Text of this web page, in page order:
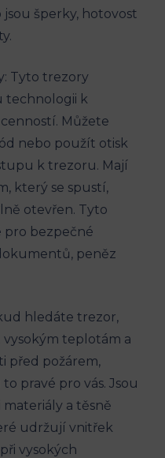
jsou šperky, hotovost
Tyto trezory
technologii k
Můžete
nebo použít otisk
k trezoru. Mají
který se spustí,
otevřen. Tyto
pro bezpečné
peněz
hledáte trezor,
teplotám a
před požárem,
pravé pro vás. Jsou
a těsně
udržují vnitřek
vysokých